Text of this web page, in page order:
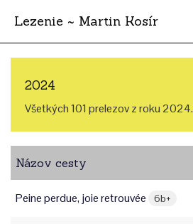
Lezenie ~ Martin Kosír
Najhodnotnejšie
Krajina
Štýl
Archív
2024
Všetkých 101 prelezov z roku 2024.
Názov cesty
Peine perdue, joie retrouvée 6b+